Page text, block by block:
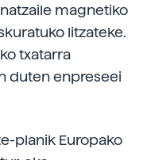
magnetiko
litzateke.
txatarra
duten enpreseei
planik Europako